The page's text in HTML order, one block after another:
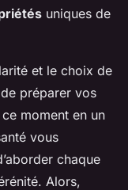
uniques de
et le choix de
préparer vos
moment en un
vous
chaque
Alors,